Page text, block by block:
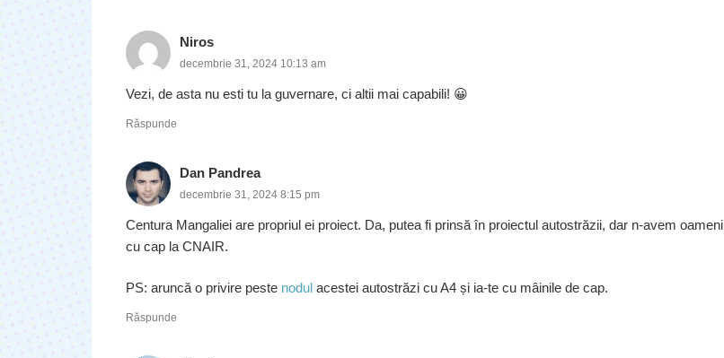
Niros
decembrie 31, 2024 10:13 am
Vezi, de asta nu esti tu la guvernare, ci altii mai capabili! 😀
Răspunde
Dan Pandrea
decembrie 31, 2024 8:15 pm
Centura Mangaliei are propriul ei proiect. Da, putea fi prinsă în proiectul autostrăzii, dar n-avem oameni
cu cap la CNAIR.
PS: aruncă o privire peste nodulacestei autostrăzi cu A4 și ia-te cu mâinile de cap.
Răspunde